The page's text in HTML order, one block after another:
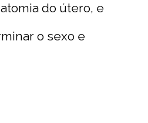
do útero, e
o sexo e